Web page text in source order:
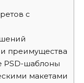
с
преимущества
PSD-шаблоны
макетами